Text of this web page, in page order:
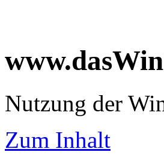
Nutzung der
Zum Inhalt